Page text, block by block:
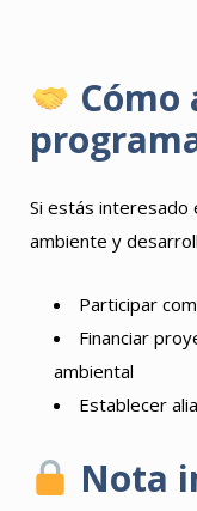
Cómo
Si estás interesado
ambiente y
Participar
Financiar
ambiental
Establecer
Nota